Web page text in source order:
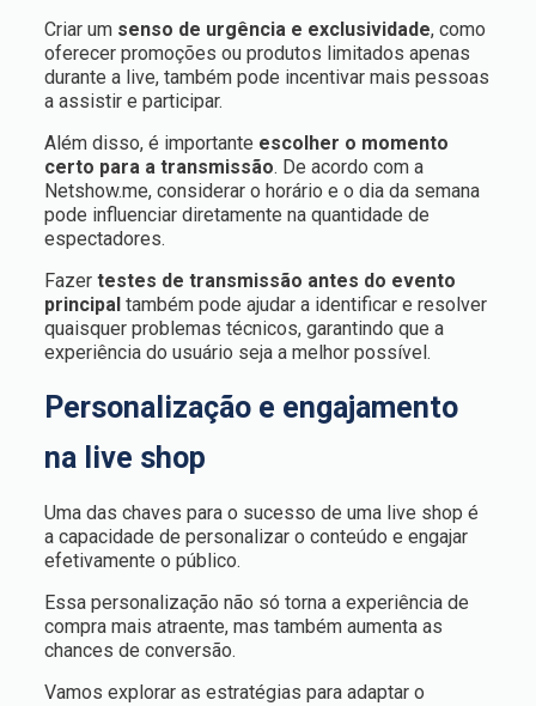
Criar um senso de urgência e exclusividade, como
oferecer promoções ou produtos limitados apenas
durante a live, também pode incentivar mais pessoas
a assistir e participar.
Além disso, é importante escolher o momento
certo para a transmissão. De acordo com a
Netshow.me, considerar o horário e o dia da semana
pode influenciar diretamente na quantidade de
espectadores.
Fazer testes de transmissão antes do evento
principaltambém pode ajudar a identificar e resolver
quaisquer problemas técnicos, garantindo que a
experiência do usuário seja a melhor possível.
Personalização e engajamento
na live shop
Uma das chaves para o sucesso de uma live shop é
a capacidade de personalizar o conteúdo e engajar
efetivamente o público.
Essa personalização não só torna a experiência de
compra mais atraente, mas também aumenta as
chances de conversão.
Vamos explorar as estratégias para adaptar o